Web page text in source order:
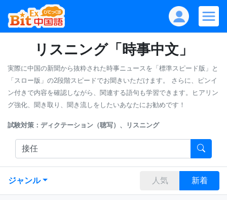
リスニング「時事中文」
実際に中国の新聞から抜粋された時事ニュースを「標準スピード版」と
「スロー版」の2段階スピードでお聞きいただけます。
さらに、ピンイ
ン付きで内容を確認しながら、関連する語句も学習できます。ヒアリン
グ強化、聞き取り、聞き流しをしたいあなたにお勧めです！
試験対策：ディクテーション（聴写）、リスニング
ジャンル 人気 新着